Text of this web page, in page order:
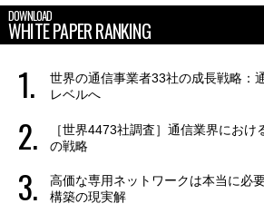
DOWNLOAD
WHITE PAPER RANKING
世界の通信事業者33社の成長戦略：
レベルへ
［世界4473社調査］通信業界にお
の戦略
高価な専用ネットワークは本当に必
構築の現実解